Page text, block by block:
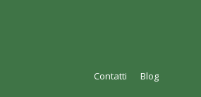
Contatti Blog